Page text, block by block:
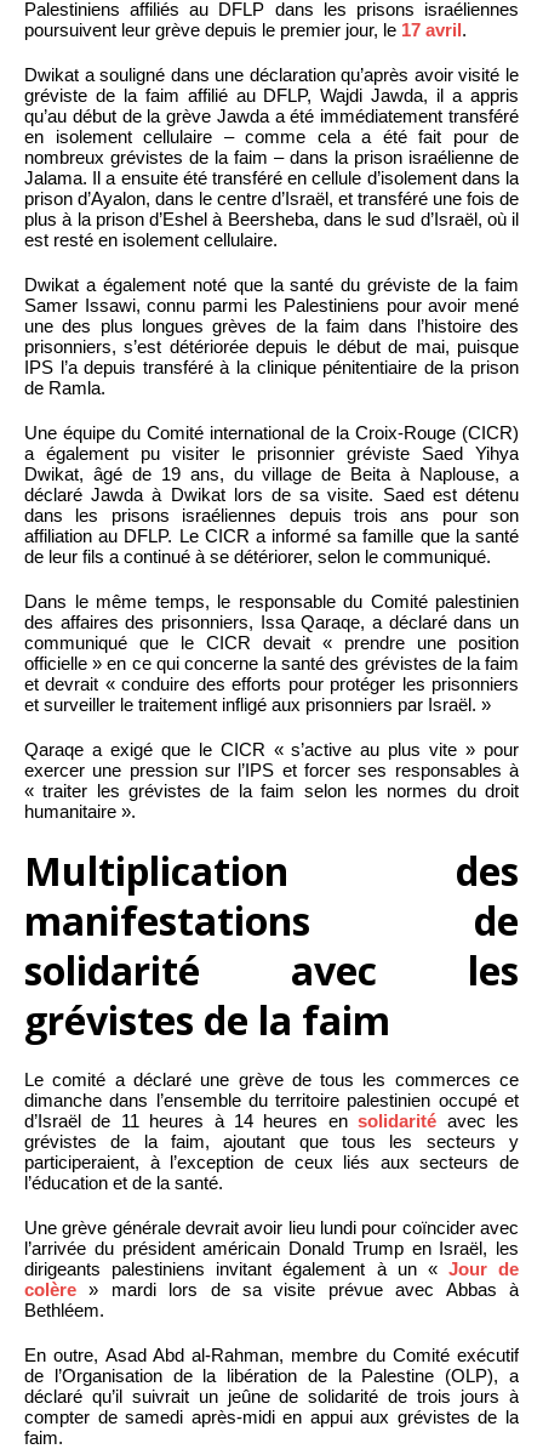
Palestiniens affiliés au DFLP dans les prisons israéliennes
poursuivent leur grève depuis le premier jour, le 17 avril.
Dwikat a souligné dans une déclaration qu’après avoir visité le
gréviste de la faim affilié au DFLP, Wajdi Jawda, il a appris
qu’au début de la grève Jawda a été immédiatement transféré
en isolement cellulaire – comme cela a été fait pour de
nombreux grévistes de la faim – dans la prison israélienne de
Jalama. Il a ensuite été transféré en cellule d’isolement dans la
prison d’Ayalon, dans le centre d’Israël, et transféré une fois de
plus à la prison d’Eshel à Beersheba, dans le sud d’Israël, où il
est resté en isolement cellulaire.
Dwikat a également noté que la santé du gréviste de la faim
Samer Issawi, connu parmi les Palestiniens pour avoir mené
une des plus longues grèves de la faim dans l’histoire des
prisonniers, s’est détériorée depuis le début de mai, puisque
IPS l’a depuis transféré à la clinique pénitentiaire de la prison
de Ramla.
Une équipe du Comité international de la Croix-Rouge (CICR)
a également pu visiter le prisonnier gréviste Saed Yihya
Dwikat, âgé de 19 ans, du village de Beita à Naplouse, a
déclaré Jawda à Dwikat lors de sa visite. Saed est détenu
dans les prisons israéliennes depuis trois ans pour son
affiliation au DFLP. Le CICR a informé sa famille que la santé
de leur fils a continué à se détériorer, selon le communiqué.
Dans le même temps, le responsable du Comité palestinien
des affaires des prisonniers, Issa Qaraqe, a déclaré dans un
communiqué que le CICR devait « prendre une position
officielle » en ce qui concerne la santé des grévistes de la faim
et devrait « conduire des efforts pour protéger les prisonniers
et surveiller le traitement infligé aux prisonniers par Israël. »
Qaraqe a exigé que le CICR « s’active au plus vite » pour
exercer une pression sur l’IPS et forcer ses responsables à
« traiter les grévistes de la faim selon les normes du droit
humanitaire ».
Multiplication des
manifestations de
solidarité avec les
grévistes de la faim
Le comité a déclaré une grève de tous les commerces ce
dimanche dans l’ensemble du territoire palestinien occupé et
d’Israël de 11 heures à 14 heures ensolidarité avec les
grévistes de la faim, ajoutant que tous les secteurs y
participeraient, à l’exception de ceux liés aux secteurs de
l’éducation et de la santé.
Une grève générale devrait avoir lieu lundi pour coïncider avec
l’arrivée du président américain Donald Trump en Israël, les
dirigeants palestiniens invitant également à un « Jour de
colère » mardi lors de sa visite prévue avec Abbas à
Bethléem.
En outre, Asad Abd al-Rahman, membre du Comité exécutif
de l’Organisation de la libération de la Palestine (OLP), a
déclaré qu’il suivrait un jeûne de solidarité de trois jours à
compter de samedi après-midi en appui aux grévistes de la
faim.